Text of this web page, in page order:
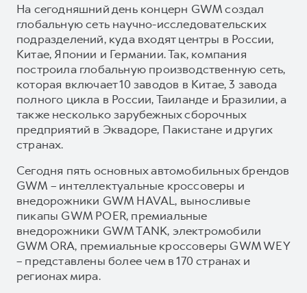
На сегодняшний день концерн GWM создал
глобальную сеть научно-исследовательских
подразделений, куда входят центры в России,
Китае, Японии и Германии. Так, компания
построила глобальную производственную сеть,
которая включает 10 заводов в Китае, 3 завода
полного цикла в России, Таиланде и Бразилии, а
также несколько зарубежных сборочных
предприятий в Эквадоре, Пакистане и других
странах.
Сегодня пять основных автомобильных брендов
GWM – интеллектуальные кроссоверы и
внедорожники GWM HAVAL, выносливые
пикапы GWM POER, премиальные
внедорожники GWM TANK, электромобили
GWM ORA, премиальные кроссоверы GWM WEY
– представлены более чем в 170 странах и
регионах мира.